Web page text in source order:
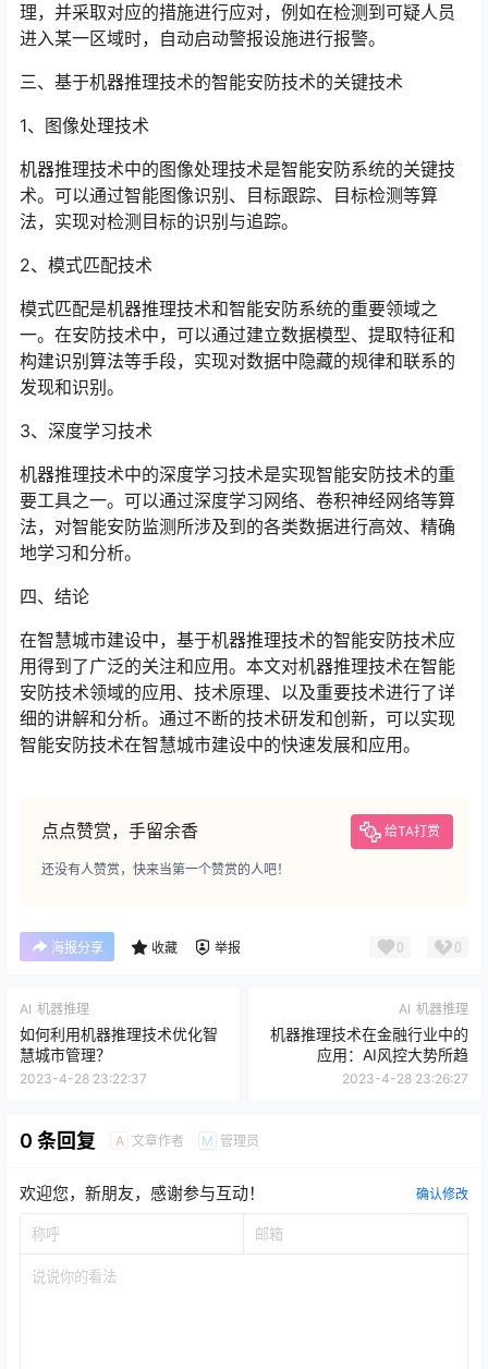
理，并采取对应的措施进行应对，例如在检测到可疑人员
进入某一区域时，自动启动警报设施进行报警。
三、基于机器推理技术的智能安防技术的关键技术
1、图像处理技术
机器推理技术中的图像处理技术是智能安防系统的关键技
术。可以通过智能图像识别、目标跟踪、目标检测等算
法，实现对检测目标的识别与追踪。
2、模式匹配技术
模式匹配是机器推理技术和智能安防系统的重要领域之
一。在安防技术中，可以通过建立数据模型、提取特征和
构建识别算法等手段，实现对数据中隐藏的规律和联系的
发现和识别。
3、深度学习技术
机器推理技术中的深度学习技术是实现智能安防技术的重
要工具之一。可以通过深度学习网络、卷积神经网络等算
法，对智能安防监测所涉及到的各类数据进行高效、精确
地学习和分析。
四、结论
在智慧城市建设中，基于机器推理技术的智能安防技术应
用得到了广泛的关注和应用。本文对机器推理技术在智能
安防技术领域的应用、技术原理、以及重要技术进行了详
细的讲解和分析。通过不断的技术研发和创新，可以实现
智能安防技术在智慧城市建设中的快速发展和应用。
点点赞赏，手留余香 给TA打赏
还没有人赞赏，快来当第一个赞赏的人吧！
海报分享 收藏 举报 0 0
AI 机器推理
如何利用机器推理技术优化智
慧城市管理？
2023-4-28 23:22:37
AI 机器推理
机器推理技术在金融行业中的
应用：AI风控大势所趋
2023-4-28 23:26:27
0 条回复 A 文章作者 M 管理员
欢迎您，新朋友，感谢参与互动！ 确认修改